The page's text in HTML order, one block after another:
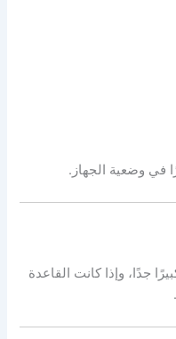
في وضعية الجهاز.
جدًا، وإذا كانت القاعدة